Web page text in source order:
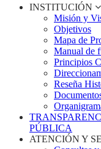
INSTITUCIÓN
Misión y
Objetivos
Mapa de
Manual de
Principios
Reseña
PÚBLICA
ATENCIÓN Y